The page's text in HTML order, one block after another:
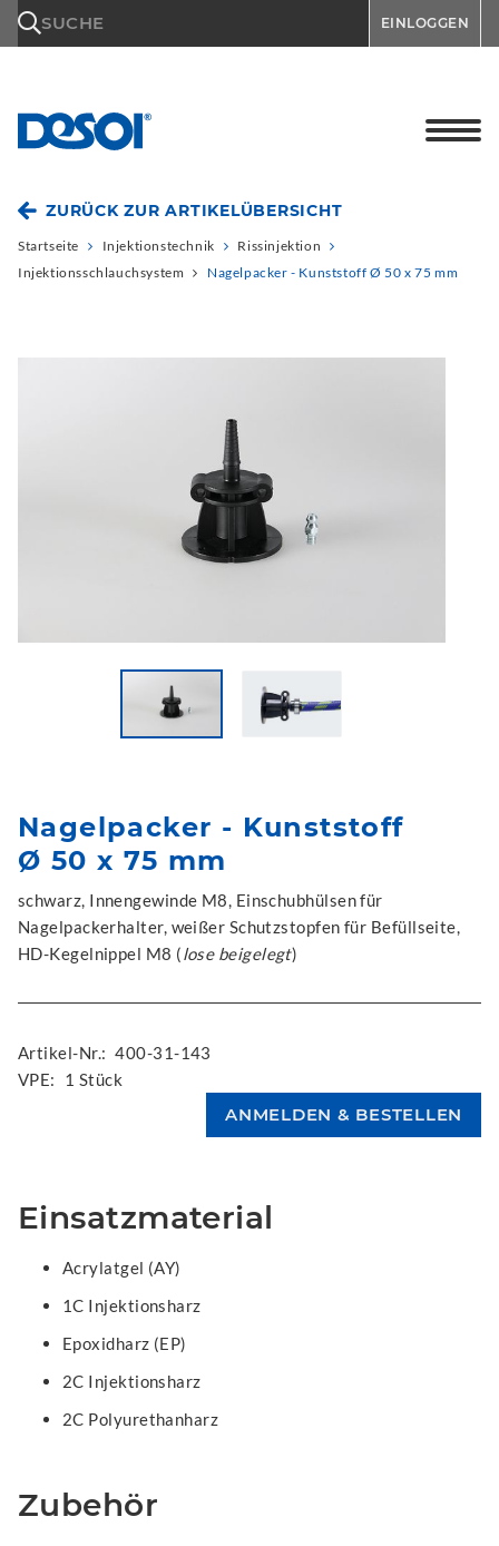
SUCHE EINLOGGEN
ZURÜCK ZUR ARTIKELÜBERSICHT
Startseite Injektionstechnik
Rissinjektion
Injektionsschlauchsystem
Nagelpacker - Kunststoff Ø 50 x 75 mm
Nagelpacker - Kunststoff
Ø 50 x 75 mm
schwarz, Innengewinde M8, Einschubhülsen für
Nagelpackerhalter, weißer Schutzstopfen für Befüllseite,
HD-Kegelnippel M8 (lose beigelegt)
Artikel-Nr.: 400-31-143
VPE:
1 Stück
Einsatzmaterial
Acrylatgel (AY)
1C Injektionsharz
Epoxidharz (EP)
2C Injektionsharz
2C Polyurethanharz
Zubehör